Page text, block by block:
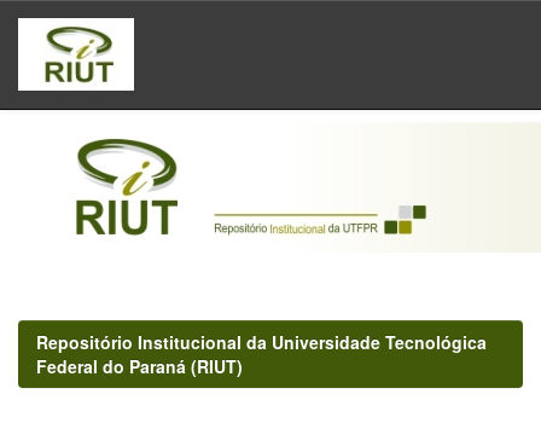
Skip
navigation
Repositório Institucional da Universidade Tecnológica
Federal do Paraná (RIUT)